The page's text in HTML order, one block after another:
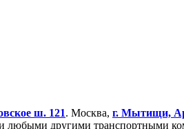
ш. 121. Москва, г. Мытищи,
другими транспортными